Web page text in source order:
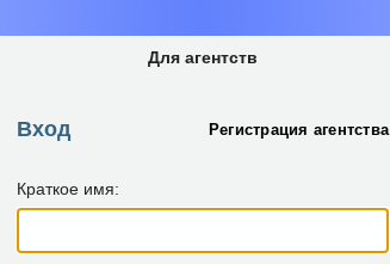
Для агентств
Вход Регистрация агентства
Краткое имя: